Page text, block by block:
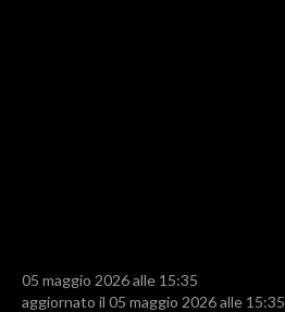
RISULTATI E CLASSIFICHE
05 maggio 2026 alle 15:35
aggiornato il 05 maggio 2026 alle 15:35